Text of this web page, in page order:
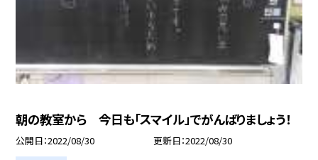
朝の教室から 今日も「スマイル」でがんばりましょう！
公開日 2022/08/30 更新日 2022/08/30